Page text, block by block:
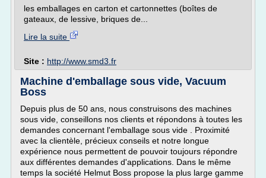
les emballages en carton et cartonnettes (boîtes de
gateaux, de lessive, briques de...
Lire la suite
Site : http://www.smd3.fr
Machine d'emballage sous vide, Vacuum
Boss
Depuis plus de 50 ans, nous construisons des machines
sous vide, conseillons nos clients et répondons à toutes les
demandes concernant l'emballage sous vide . Proximité
avec la clientèle, précieux conseils et notre longue
expérience nous permettent de pouvoir toujours répondre
aux différentes demandes d'applications. Dans le même
temps la société Helmut Boss propose la plus large gamme